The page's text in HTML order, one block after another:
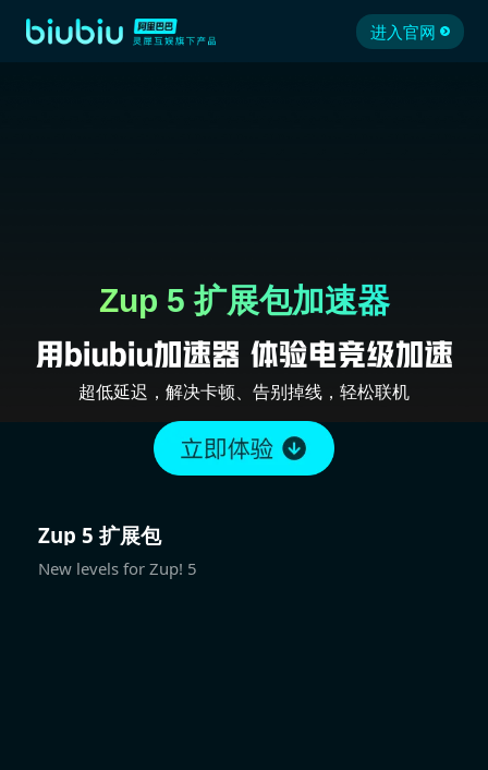
进入官网
Zup 5 扩展包加速器
超低延迟，解决卡顿、告别掉线，轻松联机
Zup 5 扩展包
New levels for Zup! 5